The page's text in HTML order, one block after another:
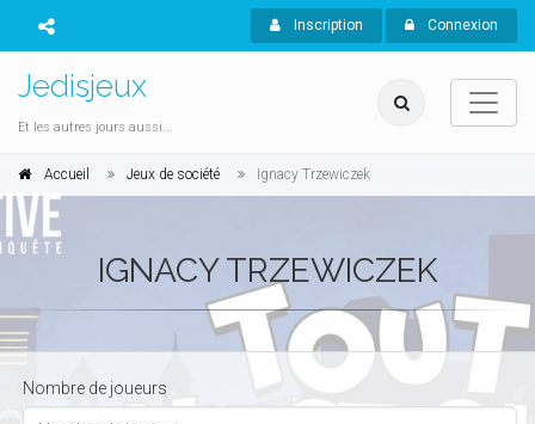
Inscription Connexion
Jedisjeux
Et les autres jours aussi...
Accueil Jeux de société Ignacy Trzewiczek
IGNACY TRZEWICZEK
Nombre de joueurs